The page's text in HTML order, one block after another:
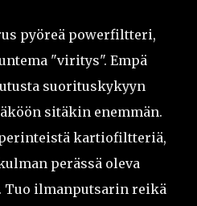
pyöreä powerfiltteri,
"viritys". Empä
suorituskykyyn
sitäkin enemmän.
kartiofiltteriä,
perässä oleva
ilmanputsarin reikä